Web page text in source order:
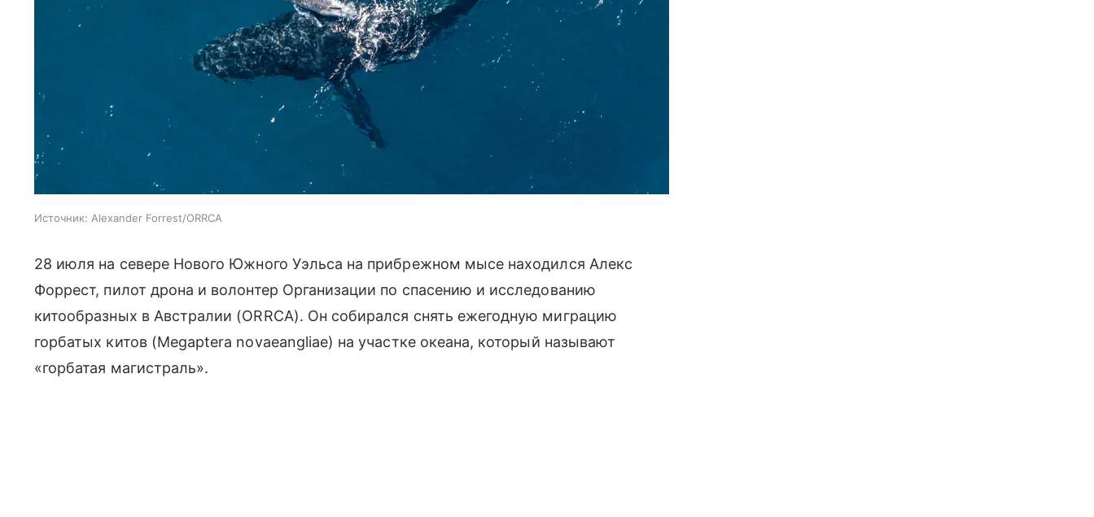
Источник: Alexander Forrest/ORRCA
28 июля на севере Нового Южного Уэльса на прибрежном мысе находился Алекс
Форрест, пилот дрона и волонтер Организации по спасению и исследованию
китообразных в Австралии (ORRCA). Он собирался снять ежегодную миграцию
горбатых китов (Megaptera novaeangliae) на участке океана, который называют
«горбатая магистраль».